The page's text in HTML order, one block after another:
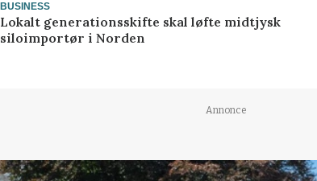
BUSINESS
Lokalt generationsskifte skal løfte midtjysk
siloimportør i Norden
Annonce